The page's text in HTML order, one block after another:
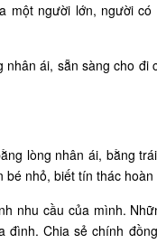
một người lớn, người
nhân ái, sẵn sàng cho
lòng nhân ái, bằng
nhỏ, biết tín thác
nhu cầu của mình.
đình. Chia sẻ chính